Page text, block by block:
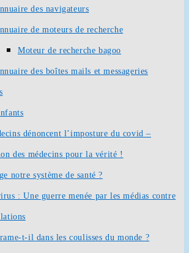
des navigateurs
de moteurs de recherche
Moteur de recherche bagoo
des boîtes mails et messageries
dénoncent l’imposture du covid –
des médecins pour la vérité !
notre système de santé ?
: Une guerre menée par les médias contre
t-il dans les coulisses du monde ?